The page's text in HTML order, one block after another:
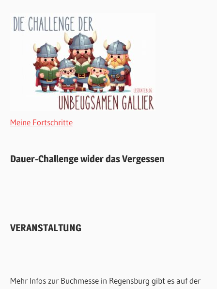
Meine Fortschritte
Dauer-Challenge wider das Vergessen
VERANSTALTUNG
Mehr Infos zur Buchmesse in Regensburg gibt es auf der